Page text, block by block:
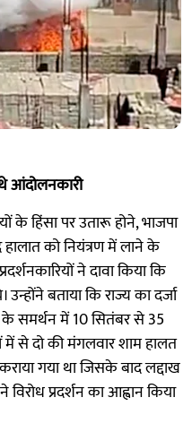
आंदोलनकारी
के हिंसा पर उतारू होने, भाजपा
को नियंत्रण में लाने के
ने दावा किया कि
बताया कि राज्य का दर्जा
समर्थन में 10 सितंबर से 35
से दो की मंगलवार शाम हालत
गया था जिसके बाद लद्दाख
प्रदर्शन का आह्वान किया